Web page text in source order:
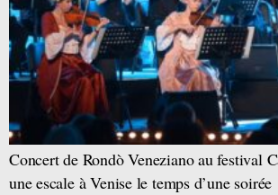
Concert de Rondò Veneziano au festival
une escale à Venise le temps d’une soirée